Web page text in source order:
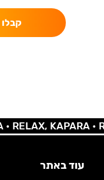
KAPARA •
עוד באתר